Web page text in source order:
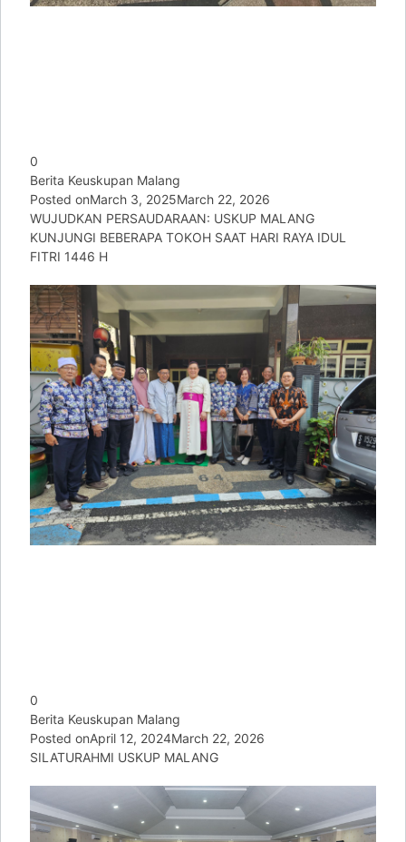
0
Berita Keuskupan Malang
Posted onMarch 3, 2025March 22, 2026
WUJUDKAN PERSAUDARAAN: USKUP MALANG
KUNJUNGI BEBERAPA TOKOH SAAT HARI RAYA IDUL
FITRI 1446 H
0
Berita Keuskupan Malang
Posted onApril 12, 2024March 22, 2026
SILATURAHMI USKUP MALANG